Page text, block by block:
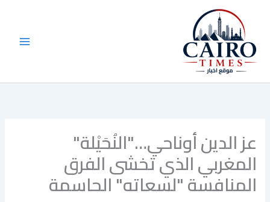
المحتوى
عز الدين أوناحي…"النُحَيْلة"
المغربي الذي تخشى الفرق
المنافسة "لسعاته" الحاسمة